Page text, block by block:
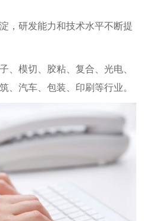
，研发能力和技术水平不断提
、模切、胶粘、复合、光电、
、汽车、包装、印刷等行业。